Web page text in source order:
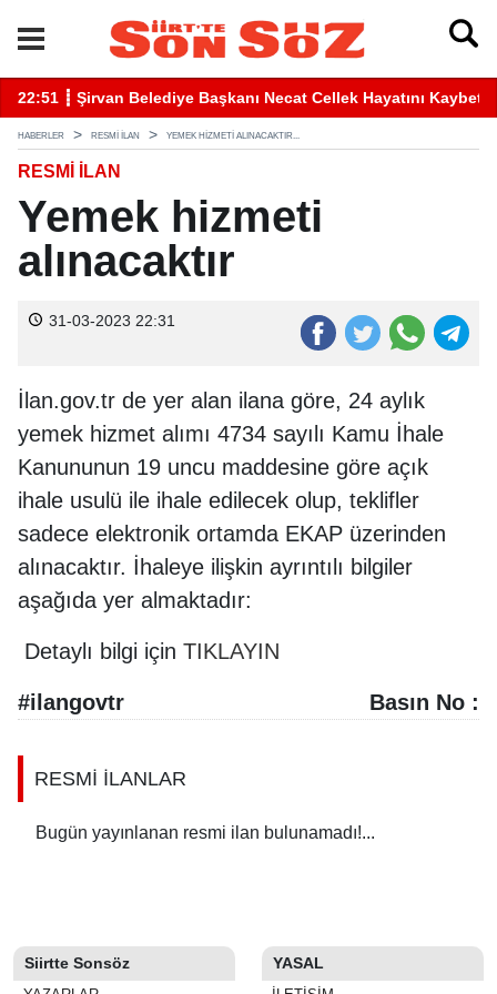
22:51 ┋ Şirvan Belediye Başkanı Necat Cellek Hayatını Kaybetti
HABERLER RESMİ İLAN YEMEK HIZMETI ALINACAKTIR...
RESMİ İLAN
Yemek hizmeti
alınacaktır
31-03-2023 22:31
İlan.gov.tr de yer alan ilana göre, 24 aylık
yemek hizmet alımı 4734 sayılı Kamu İhale
Kanununun 19 uncu maddesine göre açık
ihale usulü ile ihale edilecek olup, teklifler
sadece elektronik ortamda EKAP üzerinden
alınacaktır. İhaleye ilişkin ayrıntılı bilgiler
aşağıda yer almaktadır:
Detaylı bilgi için TIKLAYIN
#ilangovtr Basın No :
RESMİ İLANLAR
Bugün yayınlanan resmi ilan bulunamadı!...
Siirtte Sonsöz YASAL